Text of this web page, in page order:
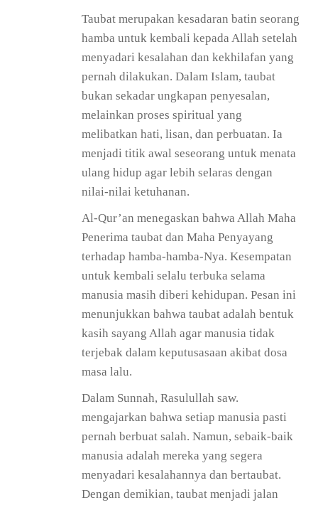
Taubat merupakan kesadaran batin seorang
hamba untuk kembali kepada Allah setelah
menyadari kesalahan dan kekhilafan yang
pernah dilakukan. Dalam Islam, taubat
bukan sekadar ungkapan penyesalan,
melainkan proses spiritual yang
melibatkan hati, lisan, dan perbuatan. Ia
menjadi titik awal seseorang untuk menata
ulang hidup agar lebih selaras dengan
nilai-nilai ketuhanan.
Al-Qur’an menegaskan bahwa Allah Maha
Penerima taubat dan Maha Penyayang
terhadap hamba-hamba-Nya. Kesempatan
untuk kembali selalu terbuka selama
manusia masih diberi kehidupan. Pesan ini
menunjukkan bahwa taubat adalah bentuk
kasih sayang Allah agar manusia tidak
terjebak dalam keputusasaan akibat dosa
masa lalu.
Dalam Sunnah, Rasulullah saw.
mengajarkan bahwa setiap manusia pasti
pernah berbuat salah. Namun, sebaik-baik
manusia adalah mereka yang segera
menyadari kesalahannya dan bertaubat.
Dengan demikian, taubat menjadi jalan